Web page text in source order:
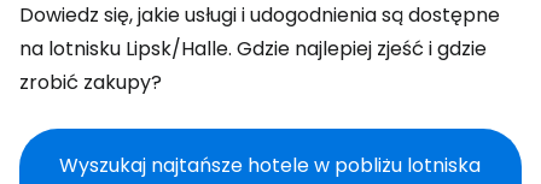
Dowiedz się, jakie usługi i udogodnienia są dostępne
na lotnisku Lipsk/Halle. Gdzie najlepiej zjeść i gdzie
zrobić zakupy?
Wyszukaj najtańsze hotele w pobliżu lotniska